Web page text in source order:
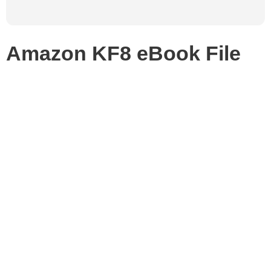
Amazon KF8 eBook File